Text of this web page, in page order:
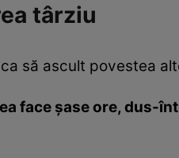
târziu
să ascult povestea
face şase ore, dus-